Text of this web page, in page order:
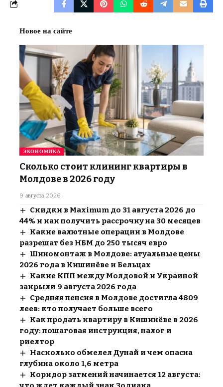
Новое на сайте
ЭКОНОМИКА
Сколько стоит клининг квартиры в
Молдове в 2026 году
9 августа 2026
Скидки в Maximum до 31 августа 2026 до
44% и как получить рассрочку на 30 месяцев
Какие валютные операции в Молдове
разрешат без НБМ до 250 тысяч евро
Шиномонтаж в Молдове: атуальные цены
2026 года в Кишинёве и Бельцах
Какие КПП между Молдовой и Украиной
закрыли 9 августа 2026 года
Средняя пенсия в Молдове достигла 4809
леев: кто получает больше всего
Как продать квартиру в Кишинёве в 2026
году: пошаговая инструкция, налог и
риелтор
Насколько обмелел Дунай и чем опасна
глубина около 1,6 метра
Коридор затмений начинается 12 августа: